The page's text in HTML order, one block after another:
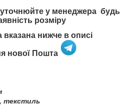
у менеджера будь
розміру
вказана нижче в описі
нової Пошта
текстиль